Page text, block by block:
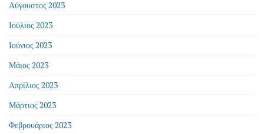
Αύγουστος 2023
Ιούλιος 2023
Ιούνιος 2023
Μάιος 2023
Απρίλιος 2023
Μάρτιος 2023
Φεβρουάριος 2023